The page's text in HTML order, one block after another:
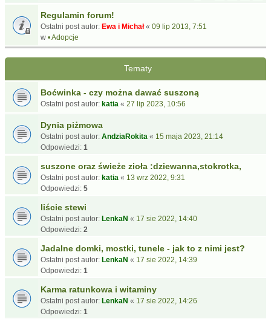
Regulamin forum!
Ostatni post autor: Ewa i Michał« 09 lip 2013, 7:51
w • Adopcje
Tematy
Boćwinka - czy można dawać suszoną
Ostatni post autor: katia « 27 lip 2023, 10:56
Dynia piżmowa
Ostatni post autor: AndziaRokita « 15 maja 2023, 21:14
Odpowiedzi: 1
suszone oraz świeże zioła :dziewanna,stokrotka,
Ostatni post autor: katia « 13 wrz 2022, 9:31
Odpowiedzi: 5
liście stewi
Ostatni post autor: LenkaN « 17 sie 2022, 14:40
Odpowiedzi: 2
Jadalne domki, mostki, tunele - jak to z nimi jest?
Ostatni post autor: LenkaN « 17 sie 2022, 14:39
Odpowiedzi: 1
Karma ratunkowa i witaminy
Ostatni post autor: LenkaN « 17 sie 2022, 14:26
Odpowiedzi: 1